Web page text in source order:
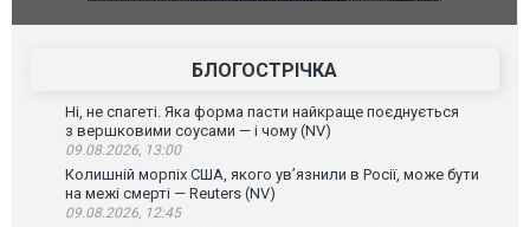
БЛОГОСТРІЧКА
Ні, не спагеті. Яка форма пасти найкраще поєднується
з вершковими соусами — і чому (NV)
09.08.2026, 13:00
Колишній морпіх США, якого ув’язнили в Росії, може бути
на межі смерті — Reuters (NV)
09.08.2026, 12:45